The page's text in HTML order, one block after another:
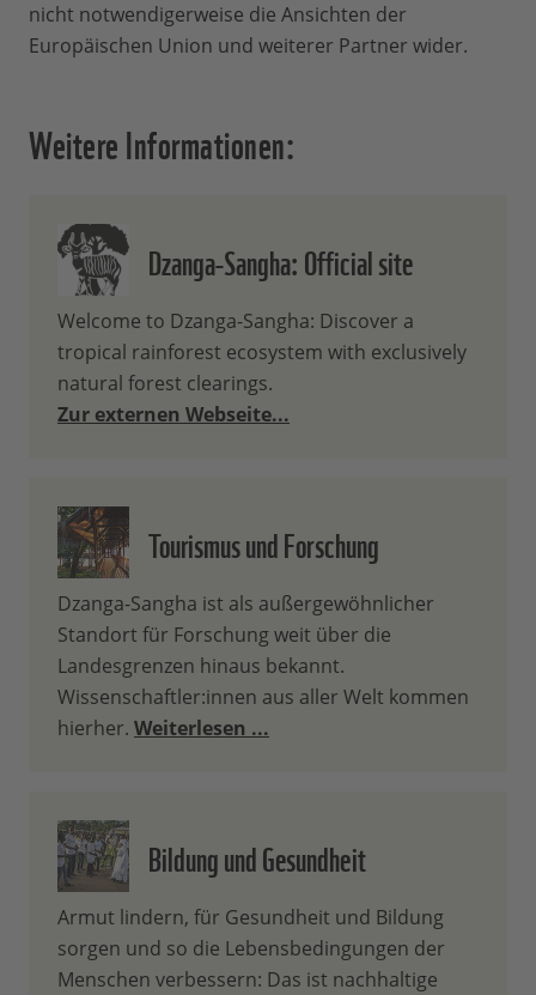
nicht notwendigerweise die Ansichten der
Europäischen Union und weiterer Partner wider.
Weitere Informationen:
Dzanga-Sangha: Official site
Welcome to Dzanga-Sangha: Discover a
tropical rainforest ecosystem with exclusively
natural forest clearings.
Zur externen Webseite...
Tourismus und Forschung
Dzanga-Sangha ist als außergewöhnlicher
Standort für Forschung weit über die
Landesgrenzen hinaus bekannt.
Wissenschaftler:innen aus aller Welt kommen
hierher. Weiterlesen ...
Bildung und Gesundheit
Armut lindern, für Gesundheit und Bildung
sorgen und so die Lebensbedingungen der
Menschen verbessern: Das ist nachhaltige